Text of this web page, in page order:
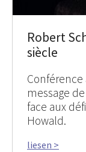
Robert
siècle
message
face aux
Howald.
liesen >